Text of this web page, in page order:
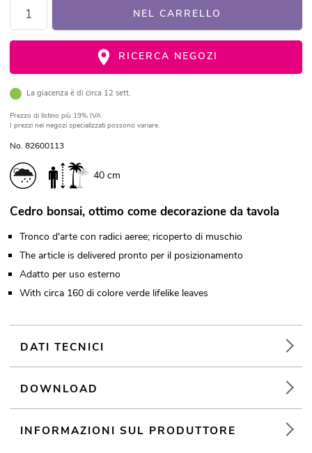
NEL CARRELLO
RICERCA NEGOZI
La giacenza è di circa 12 sett.
Prezzo di listino più 19% IVA
I prezzi nei negozi specializzati possono variare.
No. 82600113
40 cm
Cedro bonsai, ottimo come decorazione da tavola
Tronco d'arte con radici aeree; ricoperto di muschio
The article is delivered pronto per il posizionamento
Adatto per uso esterno
With circa 160 di colore verde lifelike leaves
DATI TECNICI
DOWNLOAD
INFORMAZIONI SUL PRODUTTORE